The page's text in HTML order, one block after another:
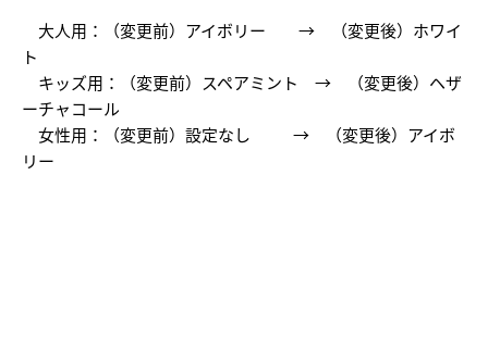
大人用：（変更前）アイボリー → （変更後）ホワイ
ト
キッズ用：（変更前）スペアミント → （変更後）ヘザ
ーチャコール
女性用：（変更前）設定なし → （変更後）アイボ
リー